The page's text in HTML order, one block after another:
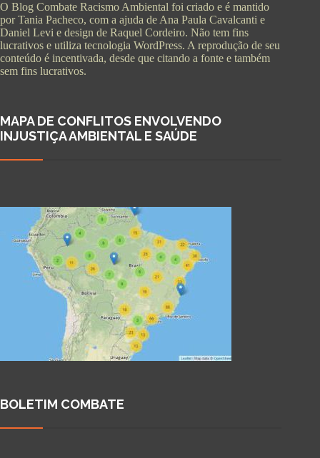
O Blog Combate Racismo Ambiental foi criado e é mantido
por Tania Pacheco, com a ajuda de Ana Paula Cavalcanti e
Daniel Levi e design de Raquel Cordeiro. Não tem fins
lucrativos e utiliza tecnologia WordPress. A reprodução de seu
conteúdo é incentivada, desde que citando a fonte e também
sem fins lucrativos.
MAPA DE CONFLITOS ENVOLVENDO
INJUSTIÇA AMBIENTAL E SAÚDE
BOLETIM COMBATE